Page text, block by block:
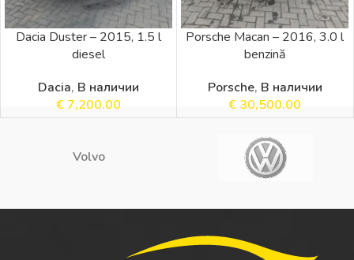
Dacia Duster – 2015, 1.5 l
diesel
Dacia, В наличии
€ 7,200.00
Porsche Macan – 2016, 3.0 l
benzină
Porsche, В наличии
€ 30,500.00
Volvo